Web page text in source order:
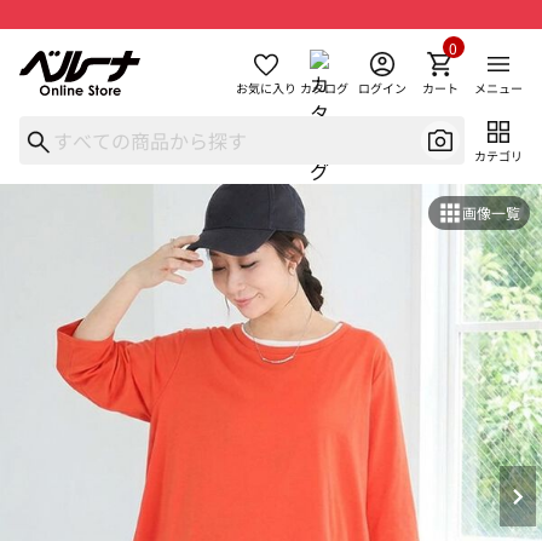
お気に入り カタログ ログイン カート
0
メニュー
カテゴリ
画像一覧